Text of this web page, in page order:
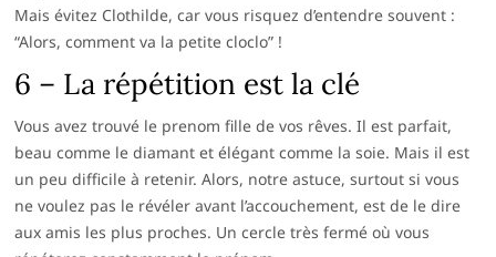
Mais évitez Clothilde, car vous risquez d’entendre souvent :
“Alors, comment va la petite cloclo” !
6 – La répétition est la clé
Vous avez trouvé le prenom fille de vos rêves. Il est parfait,
beau comme le diamant et élégant comme la soie. Mais il est
un peu difficile à retenir. Alors, notre astuce, surtout si vous
ne voulez pas le révéler avant l’accouchement, est de le dire
aux amis les plus proches. Un cercle très fermé où vous